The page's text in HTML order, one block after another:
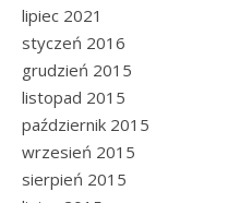
lipiec 2021
styczeń 2016
grudzień 2015
listopad 2015
październik 2015
wrzesień 2015
sierpień 2015